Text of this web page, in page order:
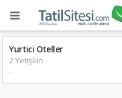
Yurtici Oteller
2 Yetişkin
-